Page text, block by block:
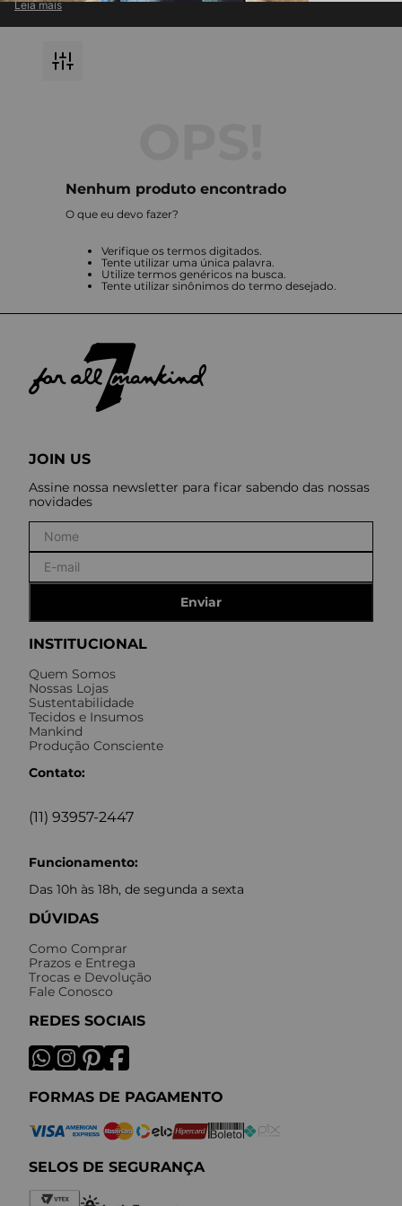
atemporal com inovação em cada detalhe.
Descubra jeans premium e roupas exclusivas, perfeitas para compor
Leia mais
Nenhum produto encontrado
O que eu devo fazer?
Verifique os termos digitados.
Tente utilizar uma única palavra.
Utilize termos genéricos na busca.
Tente utilizar sinônimos do termo desejado.
INSTITUCIONAL
Quem Somos
Nossas Lojas
Sustentabilidade
Tecidos e Insumos
Mankind
Produção Consciente
Contato:
(11) 93957-2447
Funcionamento:
Das 10h às 18h, de segunda a sexta
DÚVIDAS
Como Comprar
Prazos e Entrega
Trocas e Devolução
Fale Conosco
REDES SOCIAIS
FORMAS DE PAGAMENTO
SELOS DE SEGURANÇA
JOIN US
Assine nossa newsletter para ficar sabendo das nossas
novidades
Enviar